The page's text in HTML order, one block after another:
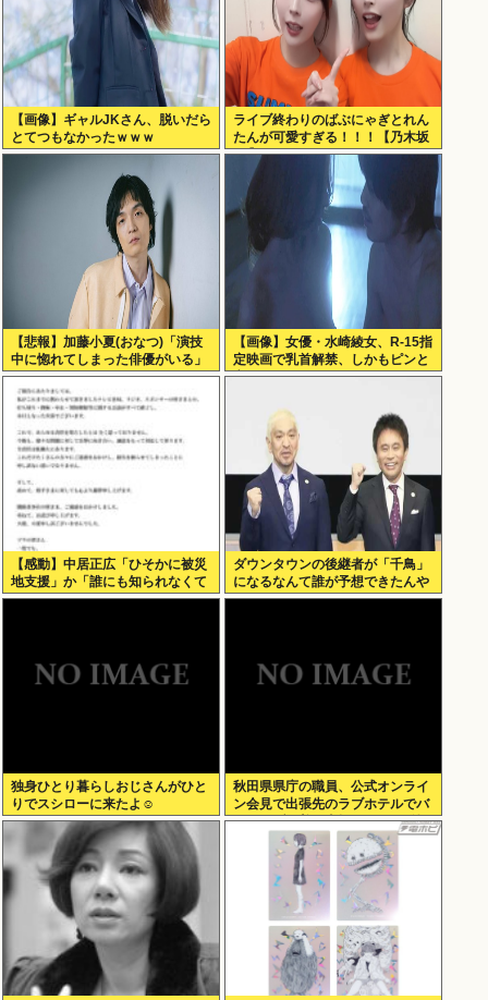
【画像】ギャルJKさん、脱いだら
とてつもなかったｗｗｗ
ライブ終わりのばぶにゃぎとれん
たんが可愛すぎる！！！【乃木坂
46】
【悲報】加藤小夏(おなつ)「演技
中に惚れてしまった俳優がいる」
（※動画あり）
【画像】女優・水崎綾女、R-15指
定映画で乳首解禁、しかもピンと
立ってる
【感動】中居正広「ひそかに被災
地支援」か「誰にも知られなくて
いい」
ダウンタウンの後継者が「千鳥」
になるなんて誰が予想できたんや
独身ひとり暮らしおじさんがひと
りでスシローに来たよ☺
秋田県県庁の職員、公式オンライ
ン会見で出張先のラブホテルでバ
スローブを着て喫煙しながら登場